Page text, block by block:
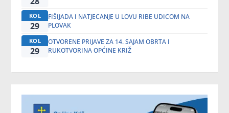
KOL
29
FIŠIJADA I NATJECANJE U LOVU RIBE UDICOM NA
PLOVAK
KOL
29
OTVORENE PRIJAVE ZA 14. SAJAM OBRTA I
RUKOTVORINA OPĆINE KRIŽ